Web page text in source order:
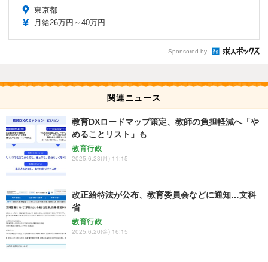
東京都
月給26万円～40万円
Sponsored by
関連ニュース
教育DXロードマップ策定、教師の負担軽減へ「や
めることリスト」も
教育行政
2025.6.23(月) 11:15
改正給特法が公布、教育委員会などに通知…文科
省
教育行政
2025.6.20(金) 16:15